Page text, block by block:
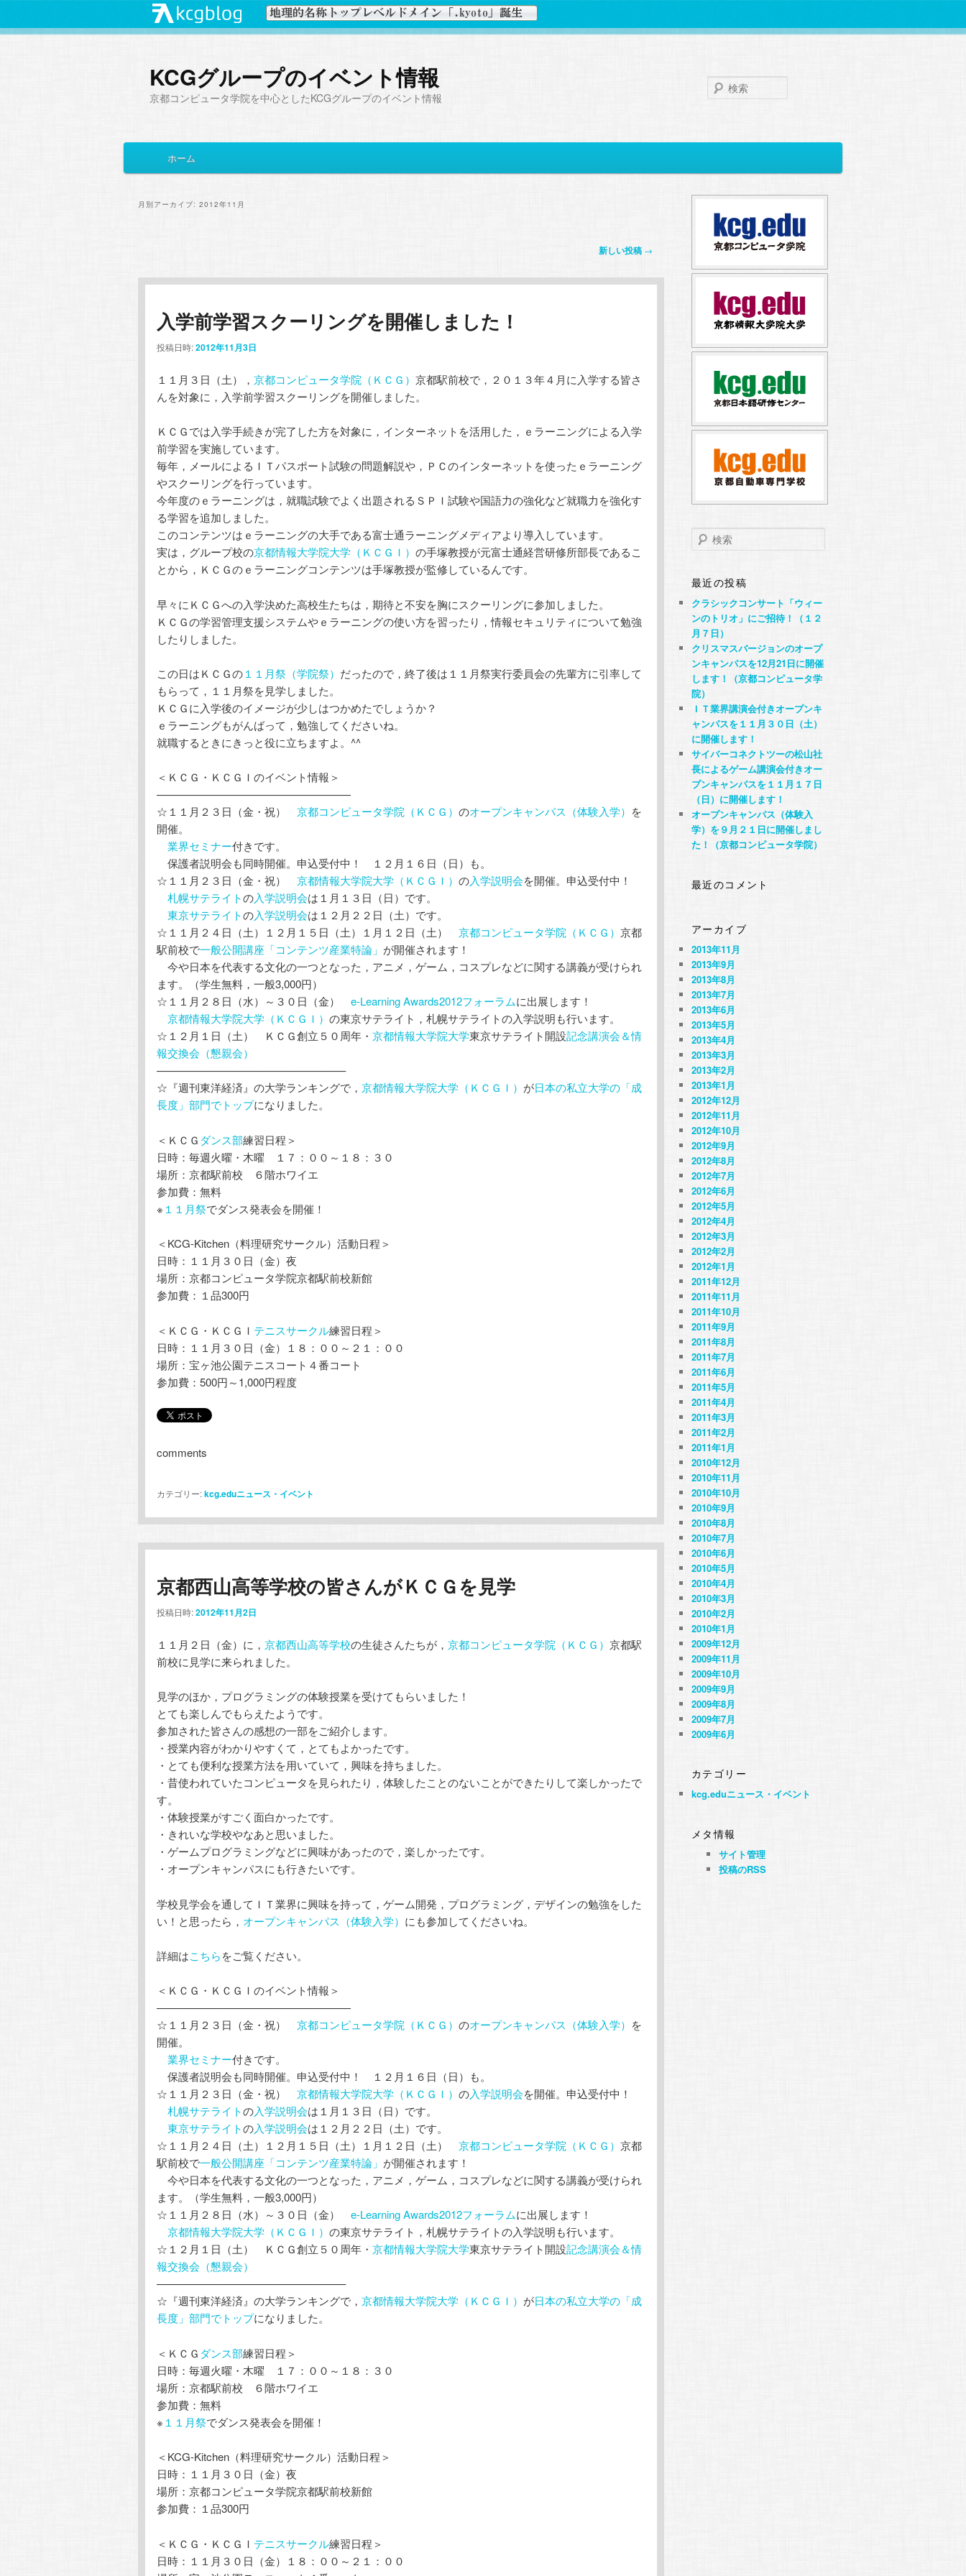
KCGグループのイベント情報
京都コンピュータ学院を中心としたKCGグループのイベント情報
イ
メ
テ
ツ
へ
移
動
サ
ン
へ
移
動
ホーム
月別アーカイブ: 2012年11月
ナ
新しい投稿 →
入学前学習スクーリングを開催しました！
投稿日時:2012年11月3日
１１月３日（土）， 京都コンピュータ学院（ＫＣＧ） 京都駅前校で，２０１３年４月に入学する皆さ
んを対象に，入学前学習スクーリングを開催しました。
ＫＣＧでは入学手続きが完了した方を対象に，インターネットを活用した，ｅラーニングによる入学
前学習を実施しています。
毎年，メールによるＩＴパスポート試験の問題解説や，ＰＣのインターネットを使ったｅラーニング
やスクーリングを行っています。
今年度のｅラーニングは，就職試験でよく出題されるＳＰＩ試験や国語力の強化など就職力を強化す
る学習を追加しました。
このコンテンツはｅラーニングの大手である富士通ラーニングメディアより導入しています。
実は，グループ校の京都情報大学院大学（ＫＣＧＩ） の手塚教授が元富士通経営研修所部長であるこ
とから，ＫＣＧのｅラーニングコンテンツは手塚教授が監修しているんです。
早々にＫＣＧへの入学決めた高校生たちは，期待と不安を胸にスクーリングに参加しました。
ＫＣＧの学習管理支援システムやｅラーニングの使い方を習ったり，情報セキュリティについて勉強
したりしました。
この日はＫＣＧの１１月祭（学院祭） だったので，終了後は１１月祭実行委員会の先輩方に引率して
もらって，１１月祭を見学しました。
ＫＣＧに入学後のイメージが少しはつかめたでしょうか？
ｅラーニングもがんばって，勉強してくださいね。
就職するときにきっと役に立ちますよ。^^
＜ＫＣＧ・ＫＣＧＩのイベント情報＞
——————————————————
☆１１月２３日（金・祝） 京都コンピュータ学院（ＫＣＧ） のオープンキャンパス（体験入学） を
開催。
業界セミナー付きです。
保護者説明会も同時開催。申込受付中！ １２月１６日（日）も。
☆１１月２３日（金・祝） 京都情報大学院大学（ＫＣＧＩ） の入学説明会を開催。申込受付中！
札幌サテライトの入学説明会は１月１３日（日）です。
東京サテライトの入学説明会は１２月２２日（土）です。
☆１１月２４日（土）１２月１５日（土）１月１２日（土） 京都コンピュータ学院（ＫＣＧ） 京都
駅前校で一般公開講座「コンテンツ産業特論」 が開催されます！
今や日本を代表する文化の一つとなった，アニメ，ゲーム，コスプレなどに関する講義が受けられ
ます。（学生無料，一般3,000円）
☆１１月２８日（水）～３０日（金） e-Learning Awards2012フォーラムに出展します！
京都情報大学院大学（ＫＣＧＩ） の東京サテライト，札幌サテライトの入学説明も行います。
☆１２月１日（土） ＫＣＧ創立５０周年・ 京都情報大学院大学東京サテライト開設記念講演会＆情
報交換会（懇親会）
—————————————————–
☆『週刊東洋経済』の大学ランキングで， 京都情報大学院大学（ＫＣＧＩ） が日本の私立大学の「成
長度」部門でトップになりました。
＜ＫＣＧ ダンス部練習日程＞
日時：毎週火曜・木曜 １７：００～１８：３０
場所：京都駅前校 ６階ホワイエ
参加費：無料
※ １１月祭でダンス発表会を開催！
＜KCG-Kitchen（料理研究サークル）活動日程＞
日時：１１月３０日（金）夜
場所：京都コンピュータ学院京都駅前校新館
参加費：１品300円
＜ＫＣＧ・ＫＣＧＩ テニスサークル練習日程＞
日時：１１月３０日（金）１８：００～２１：００
場所：宝ヶ池公園テニスコート４番コート
参加費：500円～1,000円程度
comments
カテゴリー:kcg.eduニュース・イベント
京都西山高等学校の皆さんがＫＣＧを見学
投稿日時:2012年11月2日
１１月２日（金）に， 京都西山高等学校の生徒さんたちが， 京都コンピュータ学院（ＫＣＧ） 京都駅
前校に見学に来られました。
見学のほか，プログラミングの体験授業を受けてもらいました！
とても楽しんでもらえたようです。
参加された皆さんの感想の一部をご紹介します。
・授業内容がわかりやすくて，とてもよかったです。
・とても便利な授業方法を用いていて，興味を持ちました。
・昔使われていたコンピュータを見られたり，体験したことのないことができたりして楽しかったで
す。
・体験授業がすごく面白かったです。
・きれいな学校やなあと思いました。
・ゲームプログラミングなどに興味があったので，楽しかったです。
・オープンキャンパスにも行きたいです。
学校見学会を通してＩＴ業界に興味を持って，ゲーム開発，プログラミング，デザインの勉強をした
い！と思ったら， オープンキャンパス（体験入学） にも参加してくださいね。
詳細はこちらをご覧ください。
＜ＫＣＧ・ＫＣＧＩのイベント情報＞
——————————————————
☆１１月２３日（金・祝） 京都コンピュータ学院（ＫＣＧ） のオープンキャンパス（体験入学） を
開催。
業界セミナー付きです。
保護者説明会も同時開催。申込受付中！ １２月１６日（日）も。
☆１１月２３日（金・祝） 京都情報大学院大学（ＫＣＧＩ） の入学説明会を開催。申込受付中！
札幌サテライトの入学説明会は１月１３日（日）です。
東京サテライトの入学説明会は１２月２２日（土）です。
☆１１月２４日（土）１２月１５日（土）１月１２日（土） 京都コンピュータ学院（ＫＣＧ） 京都
駅前校で一般公開講座「コンテンツ産業特論」 が開催されます！
今や日本を代表する文化の一つとなった，アニメ，ゲーム，コスプレなどに関する講義が受けられ
ます。（学生無料，一般3,000円）
☆１１月２８日（水）～３０日（金） e-Learning Awards2012フォーラムに出展します！
京都情報大学院大学（ＫＣＧＩ） の東京サテライト，札幌サテライトの入学説明も行います。
☆１２月１日（土） ＫＣＧ創立５０周年・ 京都情報大学院大学東京サテライト開設記念講演会＆情
報交換会（懇親会）
—————————————————–
☆『週刊東洋経済』の大学ランキングで， 京都情報大学院大学（ＫＣＧＩ） が日本の私立大学の「成
長度」部門でトップになりました。
＜ＫＣＧ ダンス部練習日程＞
日時：毎週火曜・木曜 １７：００～１８：３０
場所：京都駅前校 ６階ホワイエ
参加費：無料
※ １１月祭でダンス発表会を開催！
＜KCG-Kitchen（料理研究サークル）活動日程＞
日時：１１月３０日（金）夜
場所：京都コンピュータ学院京都駅前校新館
参加費：１品300円
＜ＫＣＧ・ＫＣＧＩ テニスサークル練習日程＞
日時：１１月３０日（金）１８：００～２１：００
検
索
最近の投稿
クラシックコンサート「ウィー
ンのトリオ」にご招待！（１２
月７日）
クリスマスバージョンのオープ
ンキャンパスを12月21日に開催
します！（京都コンピュータ学
院）
ＩＴ業界講演会付きオープンキ
ャンパスを１１月３０日（土）
に開催します！
サイバーコネクトツーの松山社
長によるゲーム講演会付きオー
プンキャンパスを１１月１７日
（日）に開催します！
オープンキャンパス（体験入
学）を９月２１日に開催しまし
た！（京都コンピュータ学院）
最近のコメント
アーカイブ
2013年11月
2013年9月
2013年8月
2013年7月
2013年6月
2013年5月
2013年4月
2013年3月
2013年2月
2013年1月
2012年12月
2012年11月
2012年10月
2012年9月
2012年8月
2012年7月
2012年6月
2012年5月
2012年4月
2012年3月
2012年2月
2012年1月
2011年12月
2011年11月
2011年10月
2011年9月
2011年8月
2011年7月
2011年6月
2011年5月
2011年4月
2011年3月
2011年2月
2011年1月
2010年12月
2010年11月
2010年10月
2010年9月
2010年8月
2010年7月
2010年6月
2010年5月
2010年4月
2010年3月
2010年2月
2010年1月
2009年12月
2009年11月
2009年10月
2009年9月
2009年8月
2009年7月
2009年6月
カテゴリー
kcg.eduニュース・イベント
メタ情報
サイト管理
投稿のRSS